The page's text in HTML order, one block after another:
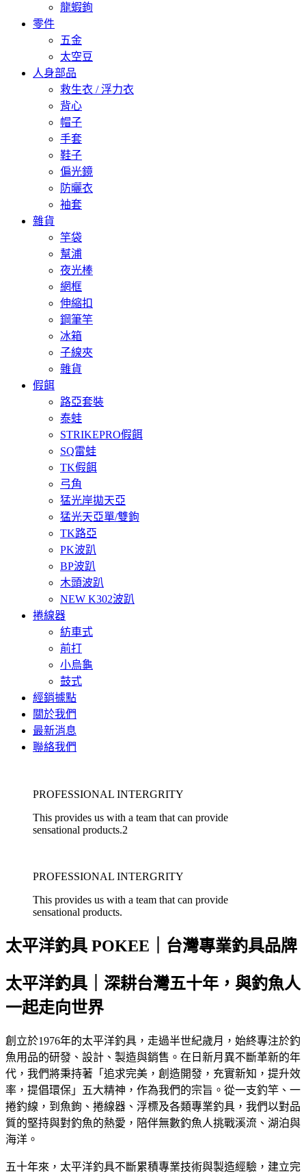
龍蝦鉤
零件
五金
太空豆
人身部品
救生衣 / 浮力衣
背心
帽子
手套
鞋子
偏光鏡
防曬衣
袖套
雜貨
竿袋
幫浦
夜光棒
網框
伸縮扣
鋼筆竿
冰箱
子線夾
雜貨
假餌
路亞套裝
泰蛙
STRIKEPRO假餌
SQ雷蛙
TK假餌
弓角
猛光岸拋天亞
猛光天亞單/雙鉤
TK路亞
PK波趴
BP波趴
木頭波趴
NEW K302波趴
捲線器
紡車式
前打
小烏龜
鼓式
經銷據點
關於我們
最新消息
聯絡我們
PROFESSIONAL INTERGRITY
This provides us with a team that can provide
sensational products.2
PROFESSIONAL INTERGRITY
This provides us with a team that can provide
sensational products.
太平洋釣具 POKEE｜台灣專業釣具品牌
太平洋釣具｜深耕台灣五十年，與釣魚人
一起走向世界
創立於1976年的太平洋釣具，走過半世紀歲月，始終專注於釣
魚用品的研發、設計、製造與銷售。在日新月異不斷革新的年
代，我們將秉持著「追求完美，創造開發，充實新知，提升效
率，提倡環保」五大精神，作為我們的宗旨。從一支釣竿、一
捲釣線，到魚鉤、捲線器、浮標及各類專業釣具，我們以對品
質的堅持與對釣魚的熱愛，陪伴無數釣魚人挑戰溪流、湖泊與
海洋。
五十年來，太平洋釣具不斷累積專業技術與製造經驗，建立完